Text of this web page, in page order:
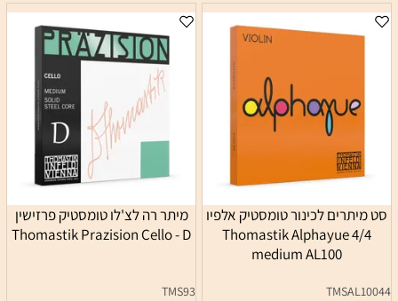
סט מיתרים לכינור טומסטיק אלפיו
4/4 Thomastik Alphayue
medium AL100
TMSAL10044
מיתר רה לצ'לו טומסטיק פרזישין
Thomastik Prazision Cello - D
TMS93